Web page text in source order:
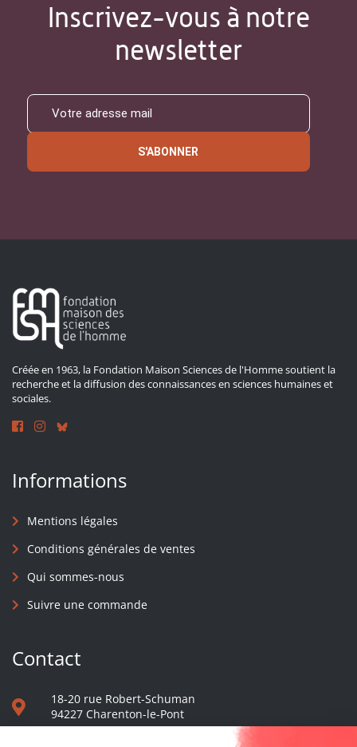
Inscrivez-vous à notre
newsletter
S'ABONNER
Créée en 1963, la Fondation Maison Sciences de l'Homme soutient la
recherche et la diffusion des connaissances en sciences humaines et
sociales.
Informations
Mentions légales
Conditions générales de ventes
Qui sommes-nous
Suivre une commande
Contact
18-20 rue Robert-Schuman
94227 Charenton-le-Pont